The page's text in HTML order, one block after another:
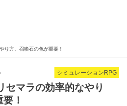
り方、召喚石の色が重要！
シミュレーションRPG
セマラの効率的なやり
！